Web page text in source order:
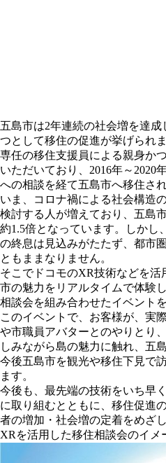
五島市は2年連続の社会増を達
つとして移住の促進が挙げられま
専任の移住支援員による親身か
いただいており、2016年～2020
への相談を経て五島市へ移住され
いま、コロナ禍による社会構造
検討する人が増えており、五島
約1.5倍となっています。しかし
の終息は見込みがたたず、都市
ともままなりません。
そこでドコモのXR技術などを
市の魅力をリアルタイムで体験
相談会を組み合わせたイベント
このイベントで、お客様が、実
や市職員アバターとのやりとり
しみながら島の魅力に触れ、五
今後五島市を観光や移住下見で
ます。
今後も、最先端の技術をいち早
に取り組むとともに、移住促進
者の増加・社会増の定着をめざし
XRを活用した移住相談会のイメ